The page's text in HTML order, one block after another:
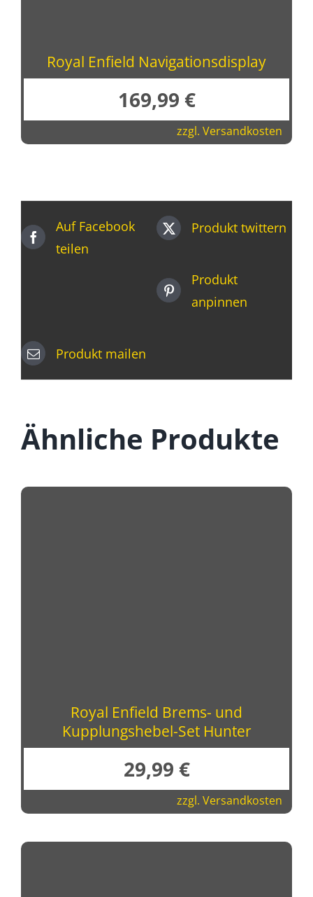
Royal Enfield Navigationsdisplay
169,99 €
zzgl. Versandkosten
Auf Facebook
teilen
Produkt twittern
Produkt
anpinnen
Produkt mailen
Ähnliche Produkte
Royal Enfield Brems- und
Kupplungshebel-Set Hunter
29,99 €
zzgl. Versandkosten